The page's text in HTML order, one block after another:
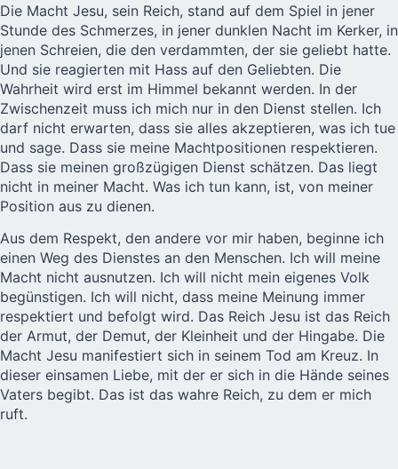
Die Macht Jesu, sein Reich, stand auf dem Spiel in jener
Stunde des Schmerzes, in jener dunklen Nacht im Kerker, in
jenen Schreien, die den verdammten, der sie geliebt hatte.
Und sie reagierten mit Hass auf den Geliebten. Die
Wahrheit wird erst im Himmel bekannt werden. In der
Zwischenzeit muss ich mich nur in den Dienst stellen. Ich
darf nicht erwarten, dass sie alles akzeptieren, was ich tue
und sage. Dass sie meine Machtpositionen respektieren.
Dass sie meinen großzügigen Dienst schätzen. Das liegt
nicht in meiner Macht. Was ich tun kann, ist, von meiner
Position aus zu dienen.
Aus dem Respekt, den andere vor mir haben, beginne ich
einen Weg des Dienstes an den Menschen. Ich will meine
Macht nicht ausnutzen. Ich will nicht mein eigenes Volk
begünstigen. Ich will nicht, dass meine Meinung immer
respektiert und befolgt wird. Das Reich Jesu ist das Reich
der Armut, der Demut, der Kleinheit und der Hingabe. Die
Macht Jesu manifestiert sich in seinem Tod am Kreuz. In
dieser einsamen Liebe, mit der er sich in die Hände seines
Vaters begibt. Das ist das wahre Reich, zu dem er mich
ruft.